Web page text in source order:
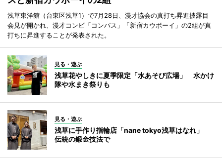
浅草東洋館（台東区浅草1）で7月28日、漫才協会の真打ち昇進披露目
会見が開かれ、漫才コンビ「コンパス」「新宿カウボーイ」の2組が真
打ちに昇進することが発表された。
見る・遊ぶ
浅草花やしきに夏季限定「水あそび広場」 水かけ
隊や水まき祭りも
見る・遊ぶ
浅草に手作り指輪店「nane tokyo浅草はなれ」
伝統の鍛金技法で